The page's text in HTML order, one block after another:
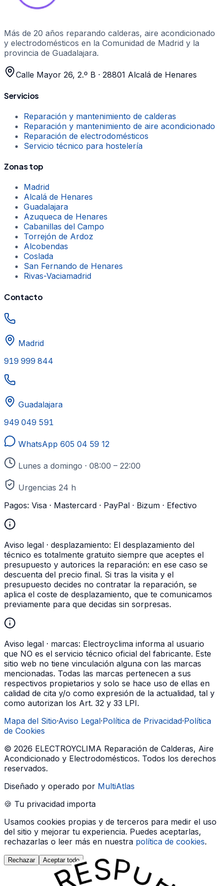
Más de 20 años reparando calderas, aire acondicionado
y electrodomésticos en la Comunidad de Madrid y la
provincia de Guadalajara.
Calle Mayor 26, 2.º B · 28801 Alcalá de Henares
Servicios
Reparación y mantenimiento de calderas
Reparación y mantenimiento de aire acondicionado
Reparación de electrodomésticos
Servicio técnico para hostelería
Zonas top
Madrid
Alcalá de Henares
Guadalajara
Azuqueca de Henares
Cabanillas del Campo
Torrejón de Ardoz
Alcobendas
Coslada
San Fernando de Henares
Rivas-Vaciamadrid
Contacto
Madrid
919 999 844
Guadalajara
949 049 591
WhatsApp 605 04 59 12
Lunes a domingo · 08:00 – 22:00
Urgencias 24 h
Pagos: Visa · Mastercard · PayPal · Bizum · Efectivo
Aviso legal · desplazamiento: El desplazamiento del
técnico es totalmente gratuito siempre que aceptes el
presupuesto y autorices la reparación: en ese caso se
descuenta del precio final. Si tras la visita y el
presupuesto decides no contratar la reparación, se
aplica el coste de desplazamiento, que te comunicamos
previamente para que decidas sin sorpresas.
Aviso legal · marcas: Electroyclima informa al usuario
que NO es el servicio técnico oficial del fabricante. Este
sitio web no tiene vinculación alguna con las marcas
mencionadas. Todas las marcas pertenecen a sus
respectivos propietarios y solo se hace uso de ellas en
calidad de cita y/o como expresión de la actualidad, tal y
como autorizan los Art. 32 y 33 LPI.
Mapa del Sitio·Aviso Legal·Política de Privacidad·Política
de Cookies
© 2026 ELECTROYCLIMA Reparación de Calderas, Aire
Acondicionado y Electrodomésticos. Todos los derechos
reservados.
Diseñado y operado por MultiAtlas
🍪 Tu privacidad importa
Usamos cookies propias y de terceros para medir el uso
del sitio y mejorar tu experiencia. Puedes aceptarlas,
rechazarlas o leer más en nuestra política de cookies.
Rechazar Aceptar todo